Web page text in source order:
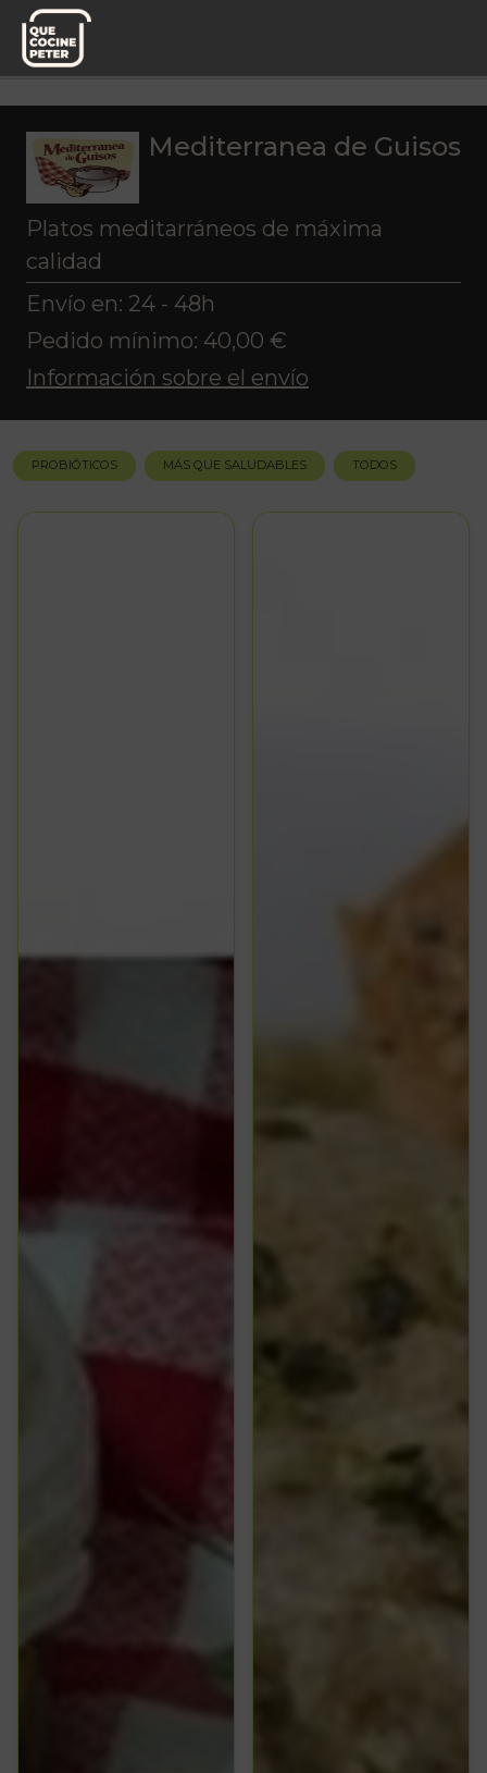
Pedido semanal
Mediterranea de Guisos
Platos meditarráneos de máxima
calidad
Envío en: 24 - 48h
Pedido mínimo: 40,00 €
Información sobre el envío
PROBIÓTICOS MÁS QUE SALUDABLES TODOS